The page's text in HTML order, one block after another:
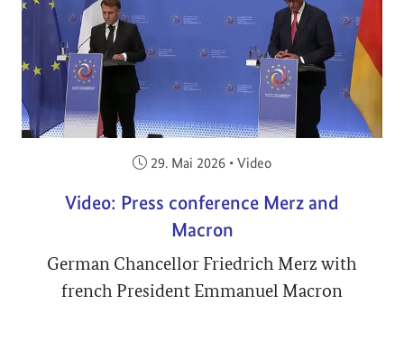
Veröffentlicht am:
29. Mai 2026 • Video
Video: Press conference Merz and
Macron
German Chancellor Friedrich Merz with
french President Emmanuel Macron